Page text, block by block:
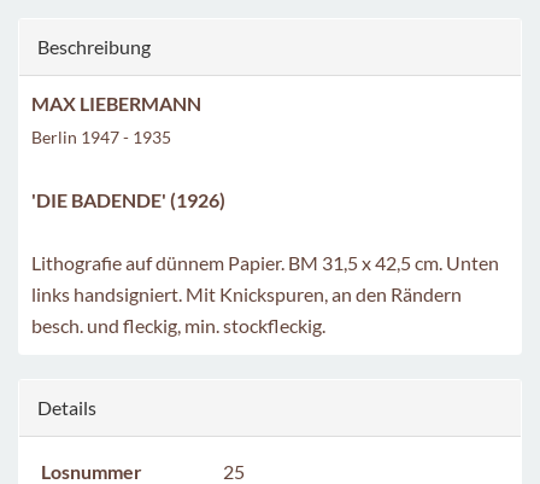
Beschreibung
MAX LIEBERMANN
Berlin 1947 - 1935
'DIE BADENDE' (1926)
Lithografie auf dünnem Papier. BM 31,5 x 42,5 cm. Unten
links handsigniert. Mit Knickspuren, an den Rändern
besch. und fleckig, min. stockfleckig.
Details
Losnummer
25